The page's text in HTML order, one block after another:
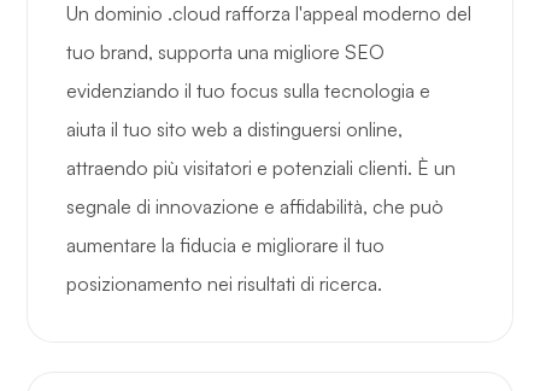
Un dominio .cloud rafforza l'appeal moderno del
tuo brand, supporta una migliore SEO
evidenziando il tuo focus sulla tecnologia e
aiuta il tuo sito web a distinguersi online,
attraendo più visitatori e potenziali clienti. È un
segnale di innovazione e affidabilità, che può
aumentare la fiducia e migliorare il tuo
posizionamento nei risultati di ricerca.